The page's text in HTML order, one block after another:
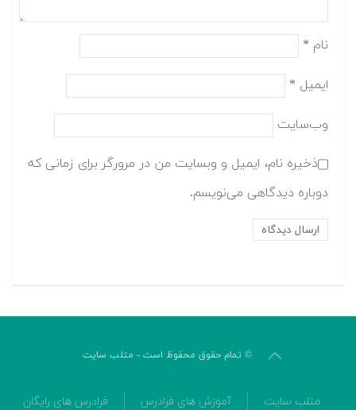
نام *
ایمیل *
وب‌سایت
ذخیره نام، ایمیل و وبسایت من در مرورگر برای زمانی که
دوباره دیدگاهی می‌نویسم.
© تمام حقوق محفوظ است - متلب سایت
متلب سایت آموزش های فرادرس فرادرس های رایگان